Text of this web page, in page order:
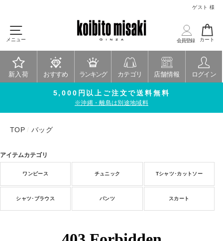
ゲスト 様
メニュー 会員登録 カート
新入荷 おすすめ ランキング カテゴリ 店舗情報 ログイン
5,000円以上ご注文で送料無料
※沖縄・離島は別途地域料
TOP / バッグ
アイテムカテゴリ
ワンピース チュニック Tシャツ･カットソー
シャツ･ブラウス パンツ スカート